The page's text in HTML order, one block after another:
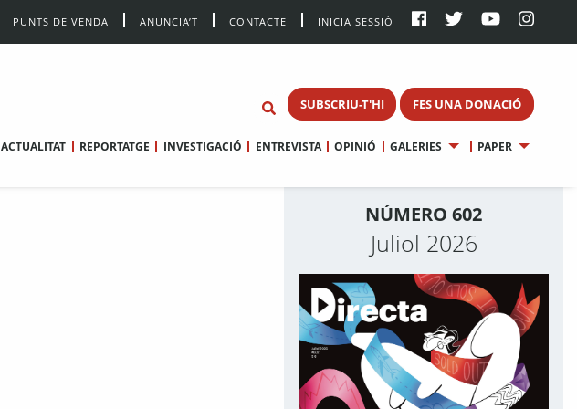
PUNTS DE VENDA ANUNCIA’T CONTACTE INICIA SESSIÓ
SUBSCRIU-T'HI FES UNA DONACIÓ
ACTUALITAT REPORTATGE INVESTIGACIÓ ENTREVISTA OPINIÓ GALERIES PAPER
NÚMERO 602
Juliol 2026